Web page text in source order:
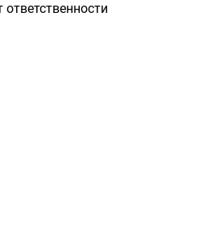
ответственности